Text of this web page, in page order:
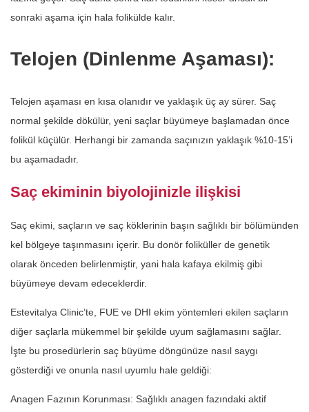
sonraki aşama için hala folikülde kalır.
Telojen (Dinlenme Aşaması):
Telojen aşaması en kısa olanıdır ve yaklaşık üç ay sürer. Saç
normal şekilde dökülür, yeni saçlar büyümeye başlamadan önce
folikül küçülür. Herhangi bir zamanda saçınızın yaklaşık %10-15’i
bu aşamadadır.
Saç ekiminin biyolojinizle ilişkisi
Saç ekimi, saçların ve saç köklerinin başın sağlıklı bir bölümünden
kel bölgeye taşınmasını içerir. Bu donör foliküller de genetik
olarak önceden belirlenmiştir, yani hala kafaya ekilmiş gibi
büyümeye devam edeceklerdir.
Estevitalya Clinic’te, FUE ve DHI ekim yöntemleri ekilen saçların
diğer saçlarla mükemmel bir şekilde uyum sağlamasını sağlar.
İşte bu prosedürlerin saç büyüme döngünüze nasıl saygı
gösterdiği ve onunla nasıl uyumlu hale geldiği:
Anagen Fazının Korunması: Sağlıklı anagen fazındaki aktif